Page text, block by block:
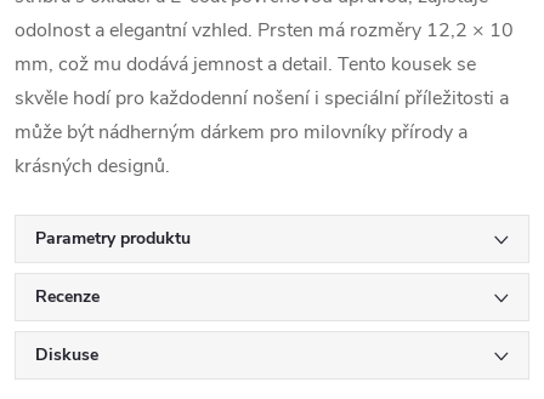
odolnost a elegantní vzhled. Prsten má rozměry 12,2 × 10
mm, což mu dodává jemnost a detail. Tento kousek se
skvěle hodí pro každodenní nošení i speciální příležitosti a
může být nádherným dárkem pro milovníky přírody a
krásných designů.
Parametry produktu
Recenze
Diskuse